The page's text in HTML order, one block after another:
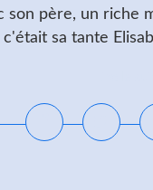
son père, un riche
sa tante